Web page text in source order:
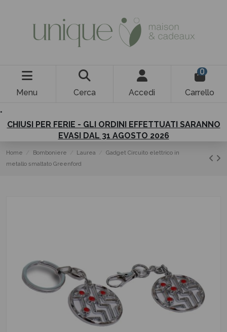
Menu Cerca Accedi
0
Carrello
.
CHIUSI PER FERIE - GLI ORDINI EFFETTUATI SARANNO
EVASI DAL 31 AGOSTO 2026
Home Bomboniere Laurea
Gadget Circuito elettrico in
metallo smaltato Greenford